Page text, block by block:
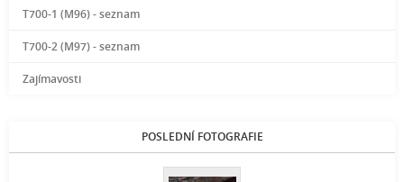
T700-1 (M96) - seznam
T700-2 (M97) - seznam
Zajímavosti
POSLEDNÍ FOTOGRAFIE